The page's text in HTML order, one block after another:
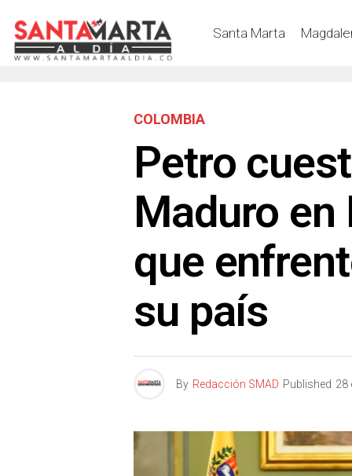
Santa Marta
COLOMBIA
Petro
Maduro en
que
su país
By Redacción SMAD Published 28